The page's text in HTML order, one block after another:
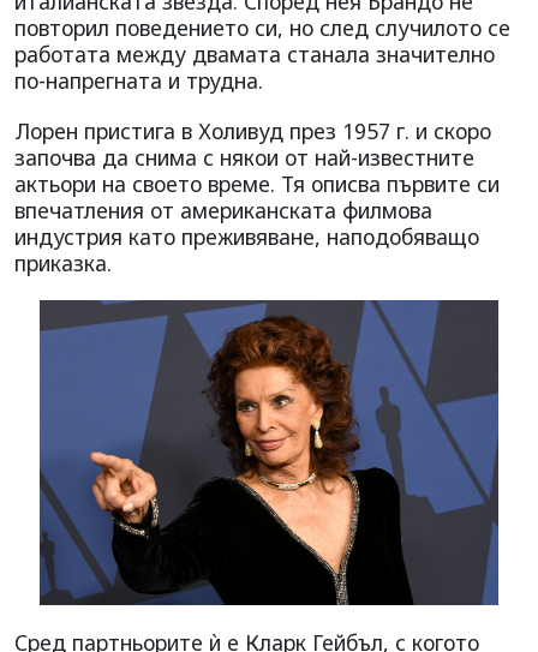
повторил поведението си, но след случилото се
работата между двамата станала значително
по-напрегната и трудна.
Лорен пристига в Холивуд през 1957 г. и скоро
започва да снима с някои от най-известните
актьори на своето време. Тя описва първите си
впечатления от американската филмова
индустрия като преживяване, наподобяващо
приказка.
Сред партньорите ѝ е Кларк Гейбъл, с когото